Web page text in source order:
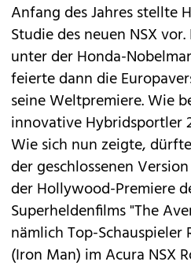
Anfang des Jahres stellte
Studie des neuen NSX
unter der Honda-
feierte dann die
seine Weltpremiere. Wie
innovative Hybridsportler
Wie sich nun zeigte,
der geschlossenen
der Hollywood-Premiere
Superheldenfilms "The
nämlich Top-Schauspieler
(Iron Man) im Acura NSX